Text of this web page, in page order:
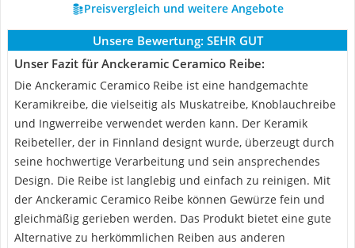
Preisvergleich und weitere Angebote
Unsere Bewertung: SEHR GUT
Unser Fazit für Anckeramic Ceramico Reibe:
Die Anckeramic Ceramico Reibe ist eine handgemachte
Keramikreibe, die vielseitig als Muskatreibe, Knoblauchreibe
und Ingwerreibe verwendet werden kann. Der Keramik
Reibeteller, der in Finnland designt wurde, überzeugt durch
seine hochwertige Verarbeitung und sein ansprechendes
Design. Die Reibe ist langlebig und einfach zu reinigen. Mit
der Anckeramic Ceramico Reibe können Gewürze fein und
gleichmäßig gerieben werden. Das Produkt bietet eine gute
Alternative zu herkömmlichen Reiben aus anderen